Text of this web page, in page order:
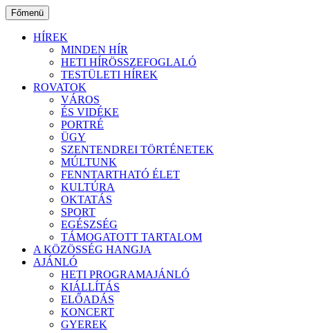
Ugrás
a
tartalomhoz
Főmenü
HÍREK
MINDEN HÍR
HETI HÍRÖSSZEFOGLALÓ
TESTÜLETI HÍREK
ROVATOK
VÁROS
ÉS VIDÉKE
PORTRÉ
ÜGY
SZENTENDREI TÖRTÉNETEK
MÚLTUNK
FENNTARTHATÓ ÉLET
KULTÚRA
OKTATÁS
SPORT
EGÉSZSÉG
TÁMOGATOTT TARTALOM
A KÖZÖSSÉG HANGJA
AJÁNLÓ
HETI PROGRAMAJÁNLÓ
KIÁLLÍTÁS
ELŐADÁS
KONCERT
GYEREK